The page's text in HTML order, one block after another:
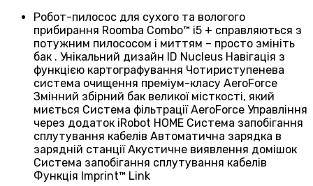
Робот-пилосос для сухого та вологого
прибирання Roomba Combo™ i5 + справляються з
потужним пилососом і миттям – просто змініть
бак . Унікальний дизайн ID Nucleus Навігація з
функцією картографування Чотириступенева
система очищення преміум-класу AeroForce
Змінний збірний бак великої місткості, який
миється Система фільтрації AeroForce Управління
через додаток iRobot HOME Система запобігання
сплутування кабелів Автоматична зарядка в
зарядній станції Акустичне виявлення домішок
Система запобігання сплутування кабелів
Функція Imprint™ Link